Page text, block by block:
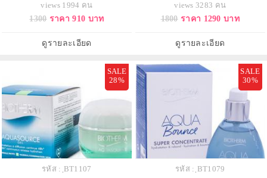
ทดสอบแล้วว่าทำให้ผิวดูเรียบเนียน
สม่ำเสมอขึ้น และเปล่งปลั่งในทันที
รวดเร็ว ผิวรู้สึกสดชื่น และนุ่มนวล
views 1994 คน
1300 ราคา 910 บาท
ดูรายละเอียด
คุณตื่นพร้อมผิวที่ดูสดชื่นมีชีวิตชีวา
สีผิวสดใส และชุ่มชื่นถึงขีดสุด ดุจผิว
views 3283 คน
1800 ราคา 1290 บาท
ดูรายละเอียด
SALE
28%
รหัส : ฺBT1107
SALE
30%
รหัส : ฺBT1079